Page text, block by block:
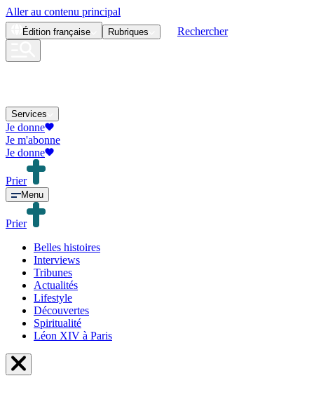
Aller au contenu principal
Édition française Rubriques Rechercher
Services
Je donne
Je m'abonne
Je donne
Prier
Menu
Prier
Belles histoires
Interviews
Tribunes
Actualités
Lifestyle
Découvertes
Spiritualité
Léon XIV à Paris